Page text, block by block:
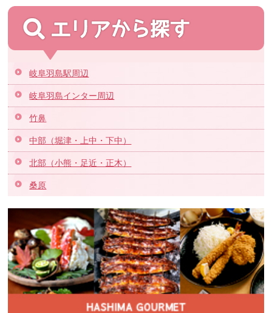
岐阜羽島駅周辺
岐阜羽島インター周辺
竹鼻
中部（堀津・上中・下中）
北部（小熊・足近・正木）
桑原